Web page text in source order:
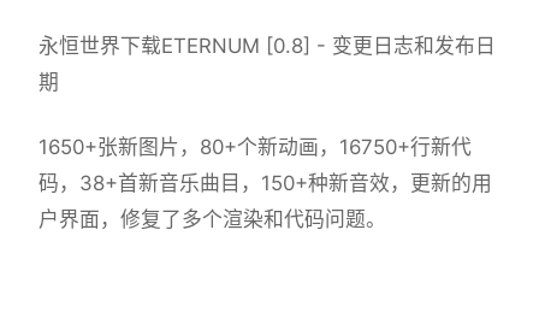
永恒世界下载ETERNUM [0.8] - 变更日志和发布日
期
1650+张新图片，80+个新动画，16750+行新代
码，38+首新音乐曲目，150+种新音效，更新的用
户界面，修复了多个渲染和代码问题。